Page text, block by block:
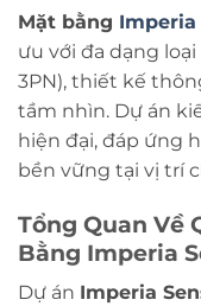
Mặt bằng Imperia
ưu với đa dạng loại
3PN), thiết kế
tầm nhìn. Dự án
hiện đại, đáp ứng
bền vững tại vị trí
Tổng Quan Về
Bằng Imperia
Dự án Imperia